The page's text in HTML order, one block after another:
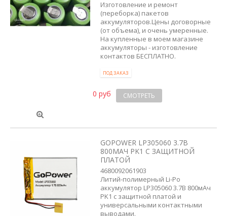
Изготовление и ремонт
(переборка) пакетов
аккумуляторов.Цены договорные
(от объема), и очень умеренные.
На купленные в моем магазине
аккумуляторы - изготовление
контактов БЕСПЛАТНО.
ПОД ЗАКАЗ
0 руб СМОТРЕТЬ
GOPOWER LP305060 3.7В
800МАЧ PK1 С ЗАЩИТНОЙ
ПЛАТОЙ
4680092061903
Литий-полимерный Li-Po
аккумулятор LP305060 3.7В 800мАч
PK1 с защитной платой и
универсальными контактными
выводами.